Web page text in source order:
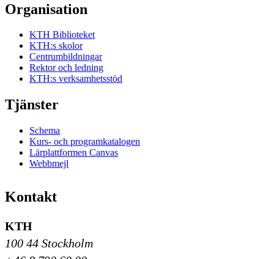
Organisation
KTH Biblioteket
KTH:s skolor
Centrumbildningar
Rektor och ledning
KTH:s verksamhetsstöd
Tjänster
Schema
Kurs- och programkatalogen
Lärplattformen Canvas
Webbmejl
Kontakt
KTH
100 44 Stockholm